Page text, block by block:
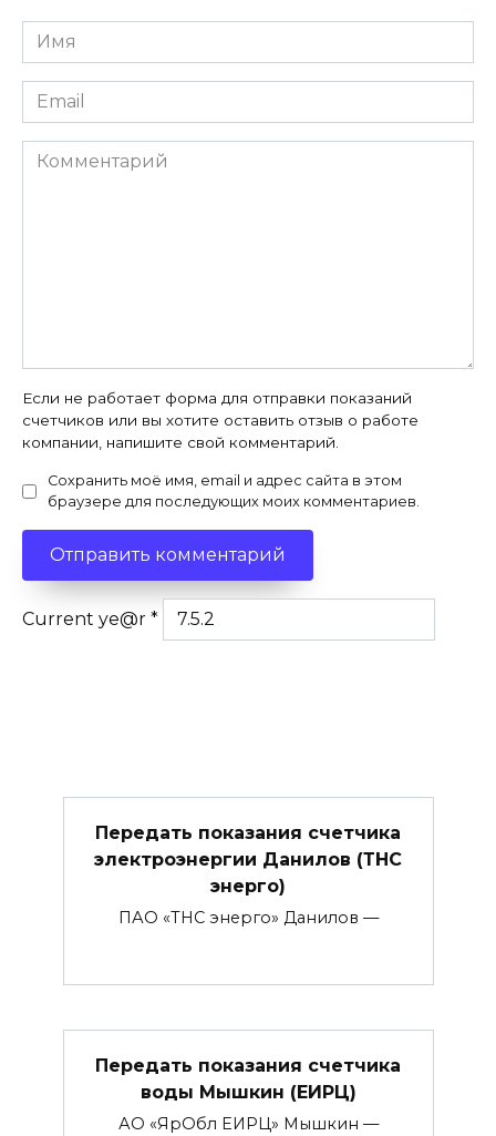
Имя
*
Email
*
Комментарий
Если не работает форма для отправки показаний
счетчиков или вы хотите оставить отзыв о работе
компании, напишите свой комментарий.
Сохранить моё имя, email и адрес сайта в этом
браузере для последующих моих комментариев.
Current ye@r *
Передать показания счетчика
электроэнергии Данилов (ТНС
энерго)
ПАО «ТНС энерго» Данилов —
Передать показания счетчика
воды Мышкин (ЕИРЦ)
АО «ЯрОбл ЕИРЦ» Мышкин —